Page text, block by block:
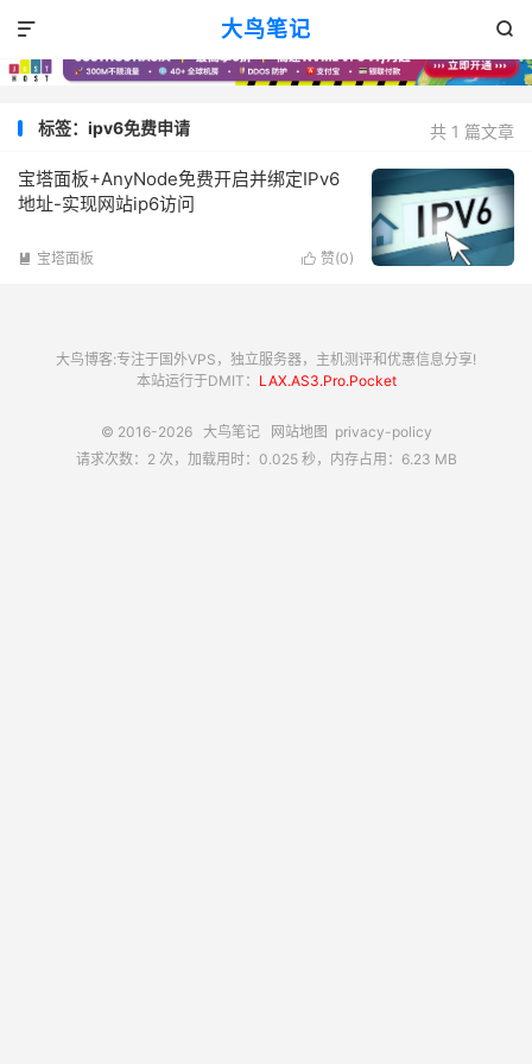
大鸟笔记 

共 1 篇文章
标签：ipv6免费申请
宝塔面板+AnyNode免费开启并绑定IPv6
地址-实现网站ip6访问
 赞(0)
 宝塔面板
大鸟博客:专注于国外VPS，独立服务器，主机测评和优惠信息分享!
本站运行于DMIT： LAX.AS3.Pro.Pocket
© 2016-2026 大鸟笔记 网站地图 privacy-policy
请求次数：2 次，加载用时：0.025 秒，内存占用：6.23 MB